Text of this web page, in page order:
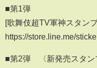
■第1弾
[歌舞伎超TV軍神スタン
https://store.line.me/
■第2弾 〈新発売スタン